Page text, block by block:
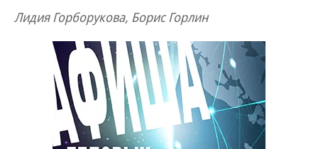
Лидия Горборукова, Борис Горлин